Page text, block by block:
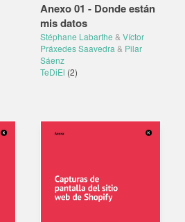
Anexo 01 - Donde están
mis datos
Stéphane Labarthe & Víctor
Práxedes Saavedra & Pilar
Sáenz
TeDiEl (2)